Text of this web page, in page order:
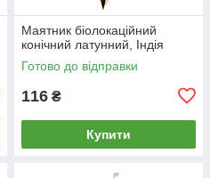
Маятник біолокаційний
конічний латунний, Індія
Готово до відправки
116 ₴
Купити